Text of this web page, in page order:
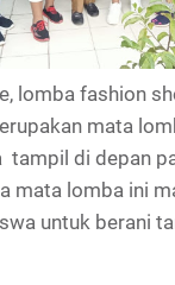
lomba fashion
mata
tampil di depan
mata lomba ini
untuk berani